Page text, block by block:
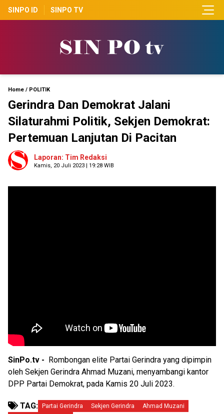
SINPO ID SINPO TV
Home / POLITIK
Gerindra Dan Demokrat Jalani
Silaturahmi Politik, Sekjen Demokrat:
Pertemuan Lanjutan Di Pacitan
Laporan: Tim Redaksi
Kamis, 20 Juli 2023 | 19:28 WIB
SinPo.tv -
Rombongan elite Partai Gerindra yang dipimpin
oleh Sekjen Gerindra Ahmad Muzani, menyambangi kantor
DPP Partai Demokrat, pada Kamis 20 Juli 2023.
TAG: Partai Gerindra Sekjen Gerindra
Ahmad Muzani